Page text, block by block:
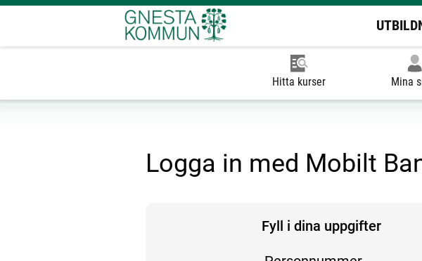
Hitta kurser Mina
Logga in med Mobilt
Fyll i dina uppgifter